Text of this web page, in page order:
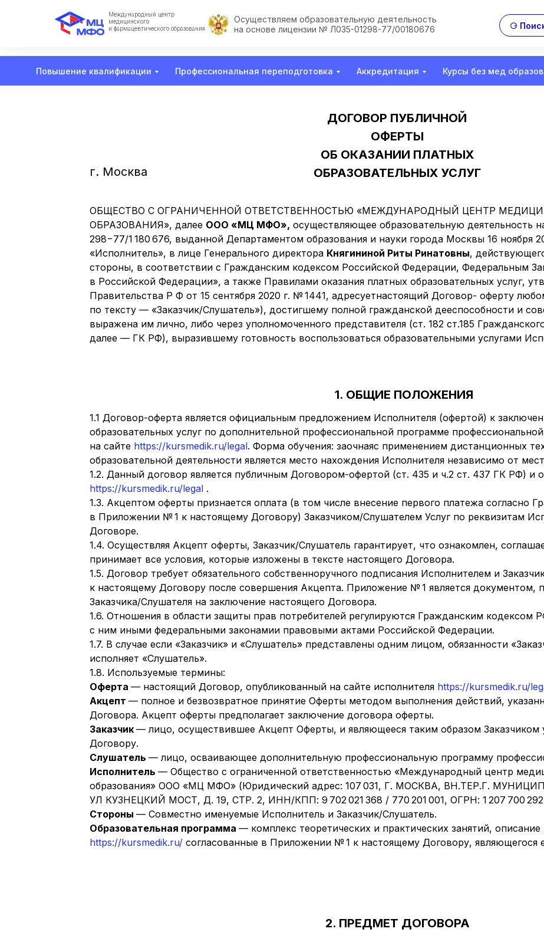
⚆
Осуществляем образовательную деятельность
на основе лицензии № Л035-01298-77/00180676
Международный центр
медицинского
и фармацевтического образования
Повышение квалификации Профессиональная переподготовка Аккредитация Курсы без мед
ДОГОВОР ПУБЛИЧНОЙ
ОФЕРТЫ
ОБ ОКАЗАНИИ ПЛАТНЫХ
ОБРАЗОВАТЕЛЬНЫХ УСЛУГ
ОБЩЕСТВО С ОГРАНИЧЕННОЙ ОТВЕТСТВЕННОСТЬЮ «МЕЖДУНАРОДНЫЙ ЦЕНТР
ОБРАЗОВАНИЯ», далее ООО «МЦ МФО», осуществляющее образовательную деятельность
298−77/1 180 676, выданной Департаментом образования и науки города Москвы 16 ноября
«Исполнитель», в лице Генерального директора Княгининой Риты Ринатовны,
стороны, в соответствии с Гражданским кодексом Российской Федерации, Федеральным
в Российской Федерации», а также Правилами оказания платных образовательных услуг,
Правительства Р Ф от 15 сентября 2020 г. № 1441, адресуетнастоящий Договор- оферту
по тексту — «Заказчик/Слушатель»), достигшему полной гражданской дееспособности и
выражена им лично, либо через уполномоченного представителя (ст. 182 ст.185
далее — ГК РФ), выразившему готовность воспользоваться образовательными услугами
г. Москва
1.1 Договор-оферта является официальным предложением Исполнителя (офертой) к
образовательных услуг по дополнительной профессиональной программе
на сайте https://kursmedik.ru/legal. Форма обучения: заочнаяс применением дистанционных
образовательной деятельности является место нахождения Исполнителя независимо от
1.2. Данный договор является публичным Договором-офертой (ст. 435 и ч.2 ст. 437 ГК РФ) и
https://kursmedik.ru/legal .
1.3. Акцептом оферты признается оплата (в том числе внесение первого платежа согласно
в Приложении № 1 к настоящему Договору) Заказчиком/Слушателем Услуг по реквизитам
Договоре.
1.4. Осуществляя Акцепт оферты, Заказчик/Слушатель гарантирует, что ознакомлен,
принимает все условия, которые изложены в тексте настоящего Договора.
1.5. Договор требует обязательного собственноручного подписания Исполнителем и
к настоящему Договору после совершения Акцепта. Приложение № 1 является
Заказчика/Слушателя на заключение настоящего Договора.
1.6. Отношения в области защиты прав потребителей регулируются Гражданским
с ним иными федеральными законамии правовыми актами Российской Федерации.
1.7. В случае если «Заказчик» и «Слушатель» представлены одним лицом, обязанности
исполняет «Слушатель».
1.8. Используемые термины:
Оферта — настоящий Договор, опубликованный на сайте исполнителя https://kursmedik.ru/
Акцепт — полное и безвозвратное принятие Оферты методом выполнения действий,
Договора. Акцепт оферты предполагает заключение договора оферты.
Заказчик — лицо, осуществившее Акцепт Оферты, и являющееся таким образом Заказчиком
Договору.
Слушатель — лицо, осваивающее дополнительную профессиональную программу
Исполнитель — Общество с ограниченной ответственностью «Международный центр
образования» ООО «МЦ МФО» (Юридический адрес: 107 031, Г. МОСКВА, ВН.ТЕР.Г.
УЛ КУЗНЕЦКИЙ МОСТ, Д. 19, СТР. 2, ИНН/КПП: 9 702 021 368 / 770 201 001, ОГРН: 1 207 700 292
Стороны — Совместно именуемые Исполнитель и Заказчик/Слушатель.
Образовательная программа — комплекс теоретических и практических занятий,
https://kursmedik.ru/ согласованные в Приложении № 1 к настоящему Договору, являющегося
1. ОБЩИЕ ПОЛОЖЕНИЯ
2. ПРЕДМЕТ ДОГОВОРА